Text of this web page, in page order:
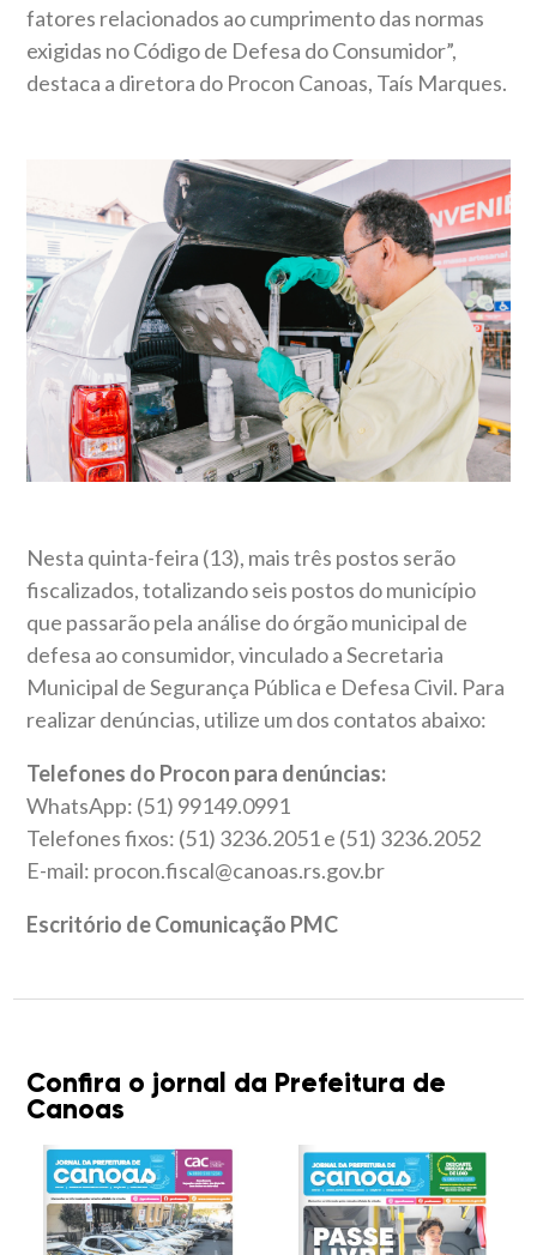
fatores relacionados ao cumprimento das normas
exigidas no Código de Defesa do Consumidor”,
destaca a diretora do Procon Canoas, Taís Marques.
Nesta quinta-feira (13), mais três postos serão
fiscalizados, totalizando seis postos do município
que passarão pela análise do órgão municipal de
defesa ao consumidor, vinculado a Secretaria
Municipal de Segurança Pública e Defesa Civil. Para
realizar denúncias, utilize um dos contatos abaixo:
Telefones do Procon para denúncias:
WhatsApp: (51) 99149.0991
Telefones fixos: (51) 3236.2051 e (51) 3236.2052
E-mail: procon.fiscal@canoas.rs.gov.br
Escritório de Comunicação PMC
Confira o jornal da Prefeitura de
Canoas